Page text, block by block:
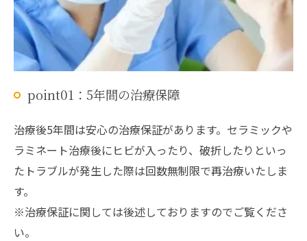
point01：5年間の治療保障
治療後5年間は安心の治療保証があります。セラミックや
ラミネート治療後にヒビが入ったり、破折したりといっ
たトラブルが発生した際は回数無制限で再治療いたしま
す。
※治療保証に関しては後述しておりますのでご覧くださ
い。